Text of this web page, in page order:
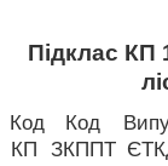
Підклас КП
Код
КП
Код
ЗКППТ